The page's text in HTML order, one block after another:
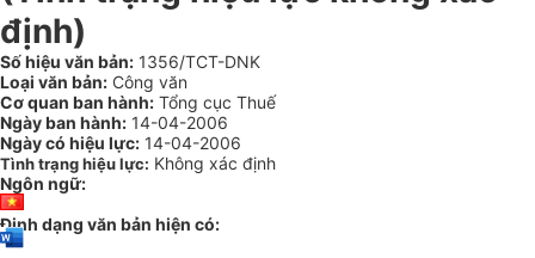
định)
Số hiệu văn bản: 1356/TCT-DNK
Loại văn bản: Công văn
Cơ quan ban hành: Tổng cục Thuế
Ngày ban hành: 14-04-2006
Ngày có hiệu lực: 14-04-2006
Tình trạng hiệu lực: Không xác định
Ngôn ngữ:
Định dạng văn bản hiện có: